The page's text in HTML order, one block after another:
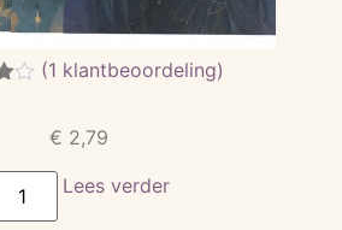
(1 klantbeoordeling)
€ 2,79
Lees verder